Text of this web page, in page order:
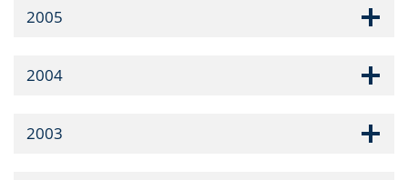
2005
2004
2003